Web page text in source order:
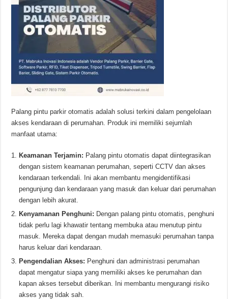
Palang pintu parkir otomatis adalah solusi terkini dalam pengelolaan
akses kendaraan di perumahan. Produk ini memiliki sejumlah
manfaat utama:
Keamanan Terjamin: Palang pintu otomatis dapat diintegrasikan
dengan sistem keamanan perumahan, seperti CCTV dan akses
kendaraan terkendali. Ini akan membantu mengidentifikasi
pengunjung dan kendaraan yang masuk dan keluar dari perumahan
dengan lebih akurat.
Kenyamanan Penghuni: Dengan palang pintu otomatis, penghuni
tidak perlu lagi khawatir tentang membuka atau menutup pintu
masuk. Mereka dapat dengan mudah memasuki perumahan tanpa
harus keluar dari kendaraan.
Pengendalian Akses: Penghuni dan administrasi perumahan
dapat mengatur siapa yang memiliki akses ke perumahan dan
kapan akses tersebut diberikan. Ini membantu mengurangi risiko
akses yang tidak sah.